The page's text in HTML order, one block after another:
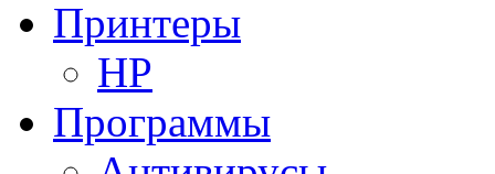
Принтеры
HP
Программы